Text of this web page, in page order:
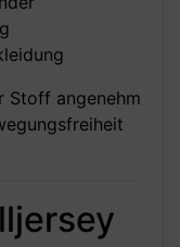
Stoff angenehm